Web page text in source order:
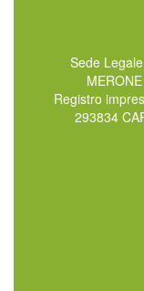
Sede
Registro
293834